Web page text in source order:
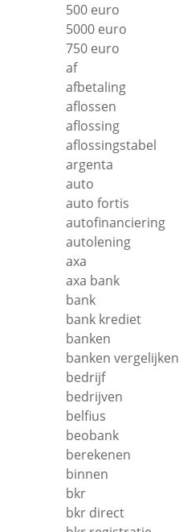
500 euro
5000 euro
750 euro
af
afbetaling
aflossen
aflossing
aflossingstabel
argenta
auto
auto fortis
autofinanciering
autolening
axa
axa bank
bank
bank krediet
banken
banken vergelijken
bedrijf
bedrijven
belfius
beobank
berekenen
binnen
bkr
bkr direct